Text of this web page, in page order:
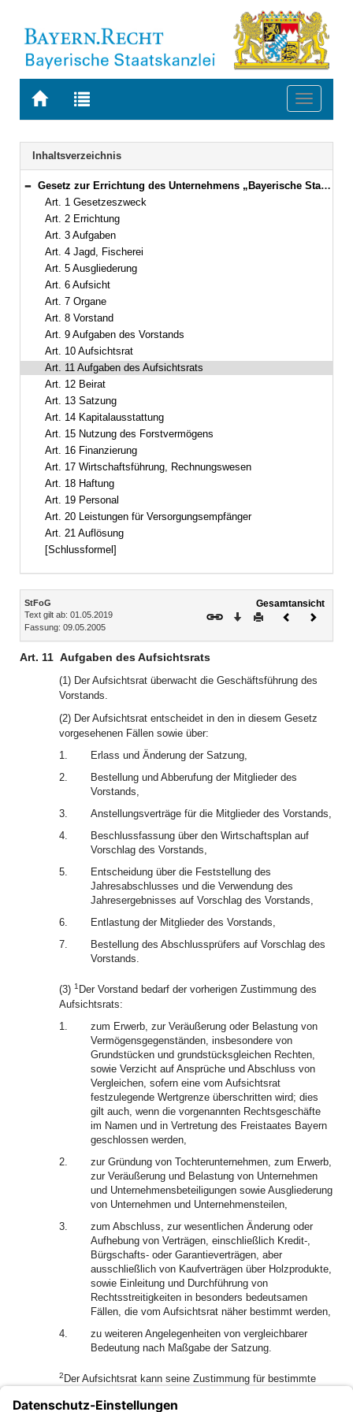
Zur
BAYERN.RECHT
Zur
letzten
Suche
Toggle
Navigation
Inhaltsverzeichnis
Bereich reduzieren
Gesetz zur Errichtung des Unternehmens „Bayerische Staatsforsten“ (Staatsforstengesetz – StFoG) Vom 9. Mai 2005 (GVBl. S. 138) BayRS 7902-0-W (Art. 1–21)
Art. 1 Gesetzeszweck
Art. 2 Errichtung
Art. 3 Aufgaben
Art. 4 Jagd, Fischerei
Art. 5 Ausgliederung
Art. 6 Aufsicht
Art. 7 Organe
Art. 8 Vorstand
Art. 9 Aufgaben des Vorstands
Art. 10 Aufsichtsrat
Art. 11 Aufgaben des Aufsichtsrats
Art. 12 Beirat
Art. 13 Satzung
Art. 14 Kapitalausstattung
Art. 15 Nutzung des Forstvermögens
Art. 16 Finanzierung
Art. 17 Wirtschaftsführung, Rechnungswesen
Art. 18 Haftung
Art. 19 Personal
Art. 20 Leistungen für Versorgungsempfänger
Art. 21 Auflösung
[Schlussformel]
Inhalt
StFoG
Text gilt ab: 01.05.2019
Fassung: 09.05.2005
Gesamtansicht
Download
DruckenVorheriges
Art. 11 Aufgaben des Aufsichtsrats
(1) Der Aufsichtsrat überwacht die Geschäftsführung des
Vorstands.
(2) Der Aufsichtsrat entscheidet in den in diesem Gesetz
vorgesehenen Fällen sowie über:
1.
Erlass und Änderung der Satzung,
2.
Bestellung und Abberufung der Mitglieder des
Vorstands,
3.
Anstellungsverträge für die Mitglieder des Vorstands,
4.
Beschlussfassung über den Wirtschaftsplan auf
Vorschlag des Vorstands,
5.
Entscheidung über die Feststellung des
Jahresabschlusses und die Verwendung des
Jahresergebnisses auf Vorschlag des Vorstands,
6.
Entlastung der Mitglieder des Vorstands,
7.
Bestellung des Abschlussprüfers auf Vorschlag des
Vorstands.
(3) 1 Der Vorstand bedarf der vorherigen Zustimmung des
Aufsichtsrats:
1.
zum Erwerb, zur Veräußerung oder Belastung von
Vermögensgegenständen, insbesondere von
Grundstücken und grundstücksgleichen Rechten,
sowie Verzicht auf Ansprüche und Abschluss von
Vergleichen, sofern eine vom Aufsichtsrat
festzulegende Wertgrenze überschritten wird; dies
gilt auch, wenn die vorgenannten Rechtsgeschäfte
im Namen und in Vertretung des Freistaates Bayern
geschlossen werden,
2.
zur Gründung von Tochterunternehmen, zum Erwerb,
zur Veräußerung und Belastung von Unternehmen
und Unternehmensbeteiligungen sowie Ausgliederung
von Unternehmen und Unternehmensteilen,
3.
zum Abschluss, zur wesentlichen Änderung oder
Aufhebung von Verträgen, einschließlich Kredit-,
Bürgschafts- oder Garantieverträgen, aber
ausschließlich von Kaufverträgen über Holzprodukte,
sowie Einleitung und Durchführung von
Rechtsstreitigkeiten in besonders bedeutsamen
Fällen, die vom Aufsichtsrat näher bestimmt werden,
4.
zu weiteren Angelegenheiten von vergleichbarer
Bedeutung nach Maßgabe der Satzung.
2 Der Aufsichtsrat kann seine Zustimmung für bestimmte